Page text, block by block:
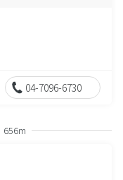
04-7096-6730
656m